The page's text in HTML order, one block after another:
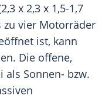
x 2,3 x 1,5-1,7
zu vier Motorräder
ist, kann
Die offene,
als Sonnen- bzw.